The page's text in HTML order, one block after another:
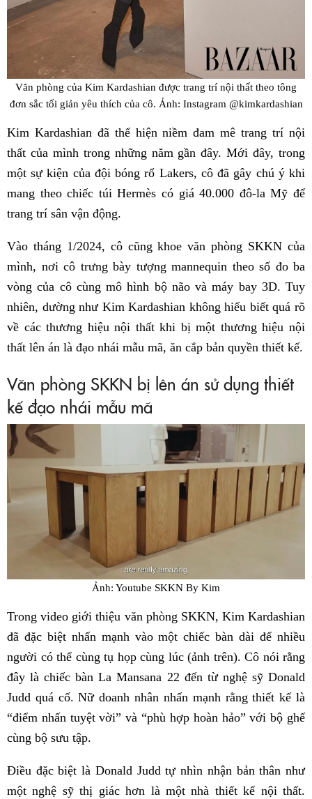
Văn phòng của Kim Kardashian được trang trí nội thất theo tông
đơn sắc tối giản yêu thích của cô. Ảnh: Instagram @kimkardashian
Kim Kardashian đã thể hiện niềm đam mê trang trí nội
thất của mình trong những năm gần đây. Mới đây, trong
một sự kiện của đội bóng rổ Lakers, cô đã gây chú ý khi
mang theo chiếc túi Hermès có giá 40.000 đô-la Mỹ để
trang trí sân vận động.
Vào tháng 1/2024, cô cũng khoe văn phòng SKKN của
mình, nơi cô trưng bày tượng mannequin theo số đo ba
vòng của cô cùng mô hình bộ não và máy bay 3D. Tuy
nhiên, dường như Kim Kardashian không hiểu biết quá rõ
về các thương hiệu nội thất khi bị một thương hiệu nội
thất lên án là đạo nhái mẫu mã, ăn cắp bản quyền thiết kế.
Văn phòng SKKN bị lên án sử dụng thiết
kế đạo nhái mẫu mã
Ảnh: Youtube SKKN By Kim
Trong video giới thiệu văn phòng SKKN, Kim Kardashian
đã đặc biệt nhấn mạnh vào một chiếc bàn dài để nhiều
người có thể cùng tụ họp cùng lúc (ảnh trên). Cô nói rằng
đây là chiếc bàn La Mansana 22 đến từ nghệ sỹ Donald
Judd quá cố. Nữ doanh nhân nhấn mạnh rằng thiết kế là
“điểm nhấn tuyệt vời” và “phù hợp hoàn hảo” với bộ ghế
cùng bộ sưu tập.
Điều đặc biệt là Donald Judd tự nhìn nhận bản thân như
một nghệ sỹ thị giác hơn là một nhà thiết kế nội thất.